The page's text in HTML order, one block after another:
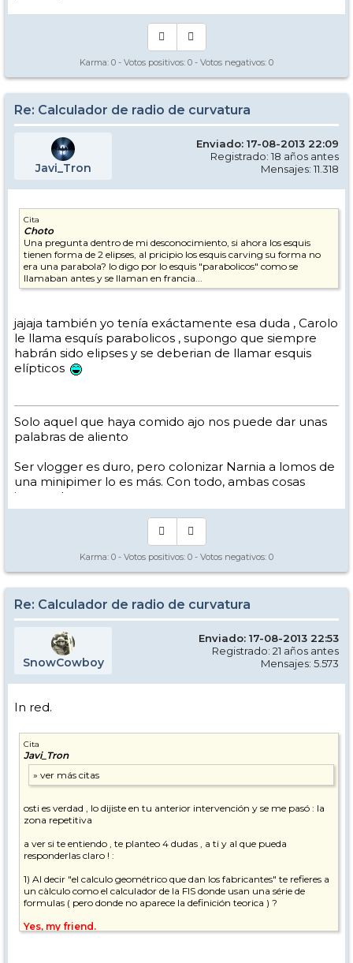
Yo hago esquí extremo : voy de extremo a extremo
Los caminos del esquí son inescrotables ...
Karma: 0 - Votos positivos: 0 - Votos negativos: 0
Re: Calculador de radio de curvatura
Javi_Tron
Enviado: 17-08-2013 22:09
Registrado: 18 años antes
Mensajes: 11.318
Cita
Choto
Una pregunta dentro de mi desconocimiento, si ahora los esquis
tienen forma de 2 elipses, al pricipio los esquis carving su forma no
era una parabola? lo digo por lo esquis "parabolicos" como se
llamaban antes y se llaman en francia...
jajaja también yo tenía exáctamente esa duda , Carolo
le llama esquís parabolicos , supongo que siempre
habrán sido elipses y se deberian de llamar esquis
elípticos
Solo aquel que haya comido ajo nos puede dar unas
palabras de aliento
Ser vlogger es duro, pero colonizar Narnia a lomos de
una minipimer lo es más. Con todo, ambas cosas
intento hacer.
Yo hago esquí extremo : voy de extremo a extremo
Los caminos del esquí son inescrotables ...
Karma: 0 - Votos positivos: 0 - Votos negativos: 0
Re: Calculador de radio de curvatura
SnowCowboy
Enviado: 17-08-2013 22:53
Registrado: 21 años antes
Mensajes: 5.573
In red.
Cita
Javi_Tron
osti es verdad , lo dijiste en tu anterior intervención y se me pasó : la
zona repetitiva
a ver si te entiendo , te planteo 4 dudas , a ti y al que pueda
responderlas claro ! :
1) Al decir "el calculo geométrico que dan los fabricantes" te refieres a
un càlculo como el calculador de la FIS donde usan una série de
formulas ( pero donde no aparece la definición teorica ) ?
Yes, my friend.